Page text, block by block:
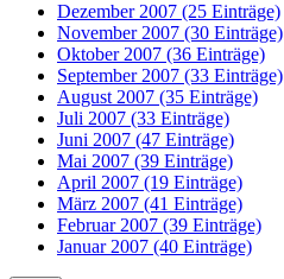
Dezember 2007 (25 Einträge)
November 2007 (30 Einträge)
Oktober 2007 (36 Einträge)
September 2007 (33 Einträge)
August 2007 (35 Einträge)
Juli 2007 (33 Einträge)
Juni 2007 (47 Einträge)
Mai 2007 (39 Einträge)
April 2007 (19 Einträge)
März 2007 (41 Einträge)
Februar 2007 (39 Einträge)
Januar 2007 (40 Einträge)